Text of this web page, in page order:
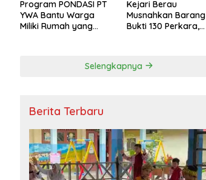
Program PONDASI PT
YWA Bantu Warga
Miliki Rumah yang
Kejari Berau
Musnahkan Barang
Bukti 130 Perkara,
Selengkapnya
Berita Terbaru